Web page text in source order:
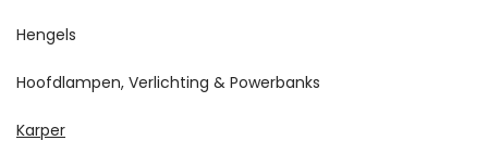
Hengels
Hoofdlampen, Verlichting & Powerbanks
Karper